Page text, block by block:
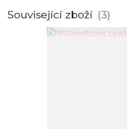
Související zboží 3